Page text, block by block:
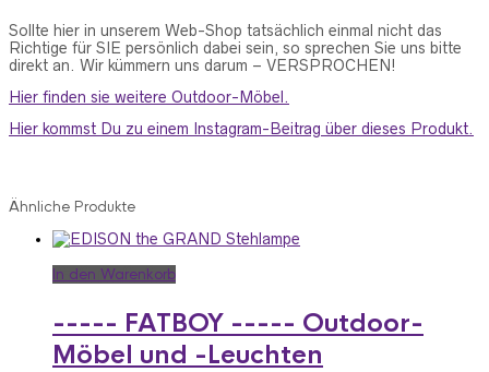
Sollte hier in unserem Web-Shop tatsächlich einmal nicht das
Richtige für SIE persönlich dabei sein, so sprechen Sie uns bitte
direkt an. Wir kümmern uns darum – VERSPROCHEN!
Hier finden sie weitere Outdoor-Möbel.
Hier kommst Du zu einem Instagram-Beitrag über dieses Produkt.
Ähnliche Produkte
In den Warenkorb
----- FATBOY ----- Outdoor-
Möbel und -Leuchten